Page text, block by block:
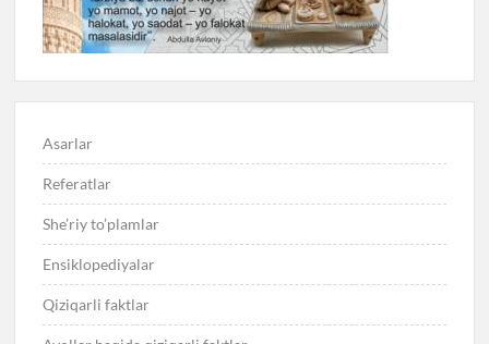
Asarlar
Referatlar
She’riy to’plamlar
Ensiklopediyalar
Qiziqarli faktlar